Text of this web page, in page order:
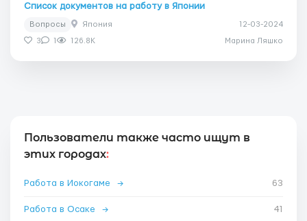
Список документов на работу в Японии
Вопросы Япония 12-03-2024
3 1 126.8K Марина Ляшко
Пользователи также часто ищут в
этих городах:
Работа в Иокогаме → 63
Работа в Осаке → 41